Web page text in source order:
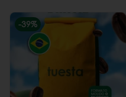
-39%